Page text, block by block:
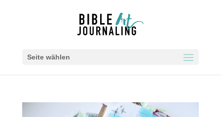
Seite wählen